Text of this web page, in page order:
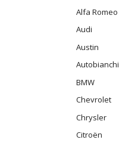
Alfa Romeo
Audi
Austin
Autobianchi
BMW
Chevrolet
Chrysler
Citroën